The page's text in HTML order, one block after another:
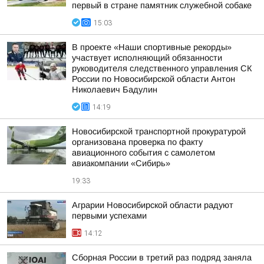
первый в стране памятник служебной собаке
15:03
В проекте «Наши спортивные рекорды»
участвует исполняющий обязанности
руководителя следственного управления СК
России по Новосибирской области Антон
Николаевич Бадулин
14:19
Новосибирской транспортной прокуратурой
организована проверка по факту
авиационного события с самолетом
авиакомпании «Сибирь»
19:33
Аграрии Новосибирской области радуют
первыми успехами
14:12
Сборная России в третий раз подряд заняла